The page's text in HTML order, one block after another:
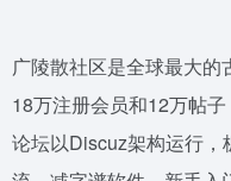
广陵散社区是全球最大
18万注册会员和12万帖子
论坛以Discuz架构运行，